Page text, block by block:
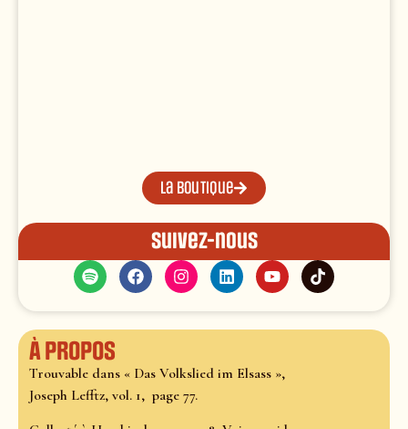
La boutique
Suivez-nous
À propos
Trouvable dans « Das Volkslied im Elsass »,
Joseph Lefftz, vol. 1, page 77.